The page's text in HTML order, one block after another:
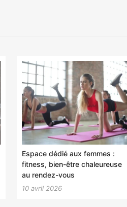
Espace dédié aux femmes :
fitness, bien-être chaleureuse
au rendez-vous
10 avril 2026